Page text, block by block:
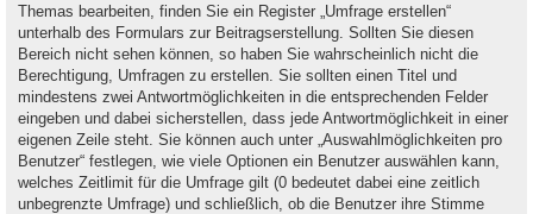
Themas bearbeiten, finden Sie ein Register „Umfrage erstellen“
unterhalb des Formulars zur Beitragserstellung. Sollten Sie diesen
Bereich nicht sehen können, so haben Sie wahrscheinlich nicht die
Berechtigung, Umfragen zu erstellen. Sie sollten einen Titel und
mindestens zwei Antwortmöglichkeiten in die entsprechenden Felder
eingeben und dabei sicherstellen, dass jede Antwortmöglichkeit in einer
eigenen Zeile steht. Sie können auch unter „Auswahlmöglichkeiten pro
Benutzer“ festlegen, wie viele Optionen ein Benutzer auswählen kann,
welches Zeitlimit für die Umfrage gilt (0 bedeutet dabei eine zeitlich
unbegrenzte Umfrage) und schließlich, ob die Benutzer ihre Stimme